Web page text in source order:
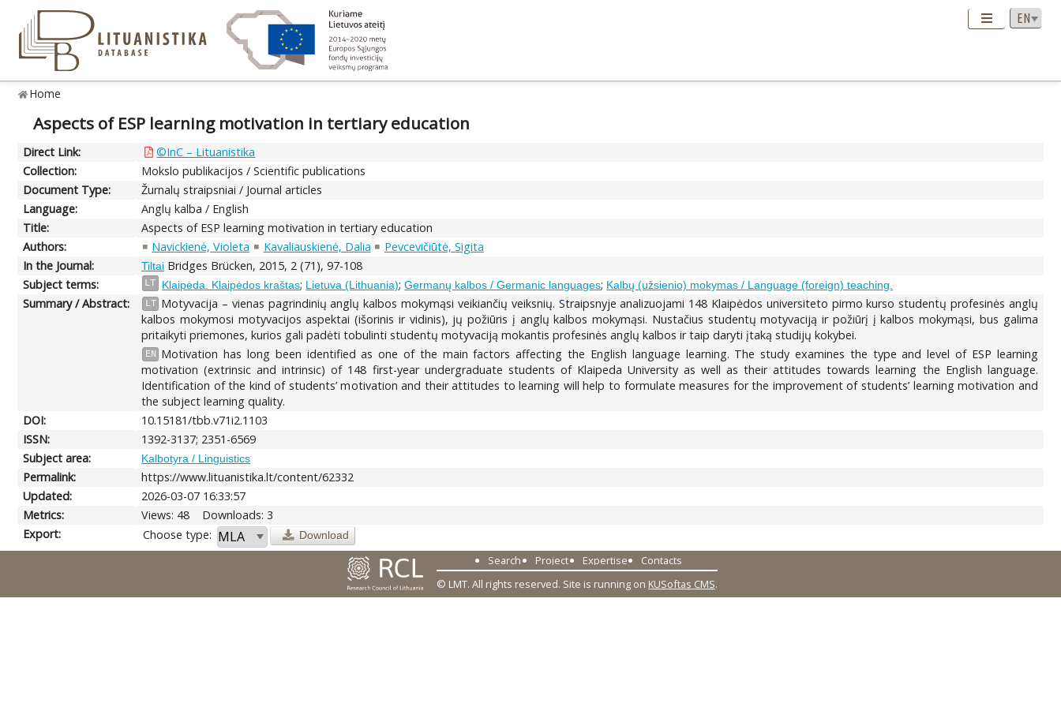
Home
Aspects of ESP learning motivation in tertiary education
Direct Link:
©InC – Lituanistika
Collection:
Mokslo publikacijos / Scientific publications
Document Type:
Žurnalų straipsniai / Journal articles
Language:
Anglų kalba / English
Title:
Aspects of ESP learning motivation in tertiary education
Authors:
Navickienė, Violeta Kavaliauskienė, Dalia
Pevcevičiūtė, Sigita
In the Journal:
Tiltai Bridges Brücken, 2015, 2 (71), 97-108
Subject terms:
LT Klaipėda. Klaipėdos kraštas; Lietuva (Lithuania);Germanų kalbos / Germanic languages; Kalbų (užsienio) mokymas / Language (foreign) teaching.
Summary / Abstract: LT Motyvacija – vienas pagrindinių anglų kalbos mokymąsi veikiančių veiksnių. Straipsnyje analizuojami 148 Klaipėdos universiteto pirmo kurso studentų profesinės anglų
kalbos mokymosi motyvacijos aspektai (išorinis ir vidinis), jų požiūris į anglų kalbos mokymąsi. Nustačius studentų motyvaciją ir požiūrį į kalbos mokymąsi, bus galima
pritaikyti priemones, kurios gali padėti tobulinti studentų motyvaciją mokantis profesinės anglų kalbos ir taip daryti įtaką studijų kokybei.
EN
Motivation has long been identified as one of the main factors affecting the English language learning. The study examines the type and level of ESP learning
motivation (extrinsic and intrinsic) of 148 first-year undergraduate students of Klaipeda University as well as their attitudes towards learning the English language.
Identification of the kind of students’ motivation and their attitudes to learning will help to formulate measures for the improvement of students’ learning motivation and
the subject learning quality.
DOI:
10.15181/tbb.v71i2.1103
ISSN:
1392-3137; 2351-6569
Subject area:
Kalbotyra / Linguistics
Permalink:
https://www.lituanistika.lt/content/62332
Updated:
2026-03-07 16:33:57
Metrics:
Views: 48
Downloads: 3
Export:
Choose type: Download
Search Project Expertise
Contacts
© LMT. All rights reserved. Site is running on KUSoftas CMS.